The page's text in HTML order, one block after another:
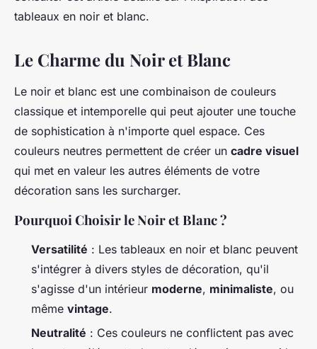
tableaux en noir et blanc.
Le Charme du Noir et Blanc
Le noir et blanc est une combinaison de couleurs
classique et intemporelle qui peut ajouter une touche
de sophistication à n'importe quel espace. Ces
couleurs neutres permettent de créer un cadre visuel
qui met en valeur les autres éléments de votre
décoration sans les surcharger.
Pourquoi Choisir le Noir et Blanc ?
Versatilité : Les tableaux en noir et blanc peuvent
s'intégrer à divers styles de décoration, qu'il
s'agisse d'un intérieur moderne, minimaliste, ou
même vintage.
Neutralité : Ces couleurs ne conflictent pas avec